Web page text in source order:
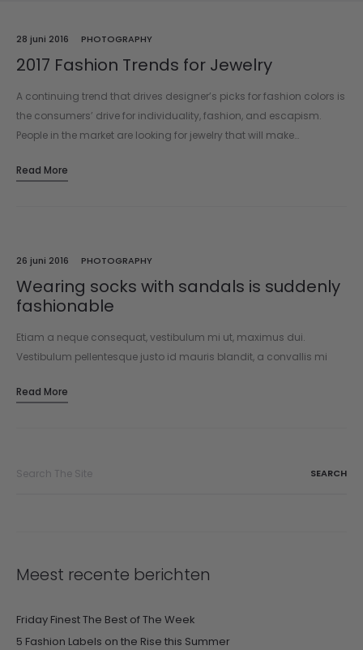
28 juni 2016 PHOTOGRAPHY
2017 Fashion Trends for Jewelry
A continuing trend that drives designer’s picks for fashion colors is
the consumers’ drive for individuality, fashion, and escapism.
People in the market are looking for jewelry that will make…
Read More
26 juni 2016 PHOTOGRAPHY
Wearing socks with sandals is suddenly
fashionable
Etiam a neque consequat, vestibulum mi ut, maximus dui.
Vestibulum pellentesque justo id mauris blandit, a convallis mi
vitae mollis dui. Sed…
Read More
Meest recente berichten
Friday Finest The Best of The Week
5 Fashion Labels on the Rise this Summer